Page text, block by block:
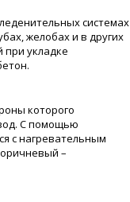
системах
желобах и в других
при укладке
которого
С помощью
с нагревательным
–